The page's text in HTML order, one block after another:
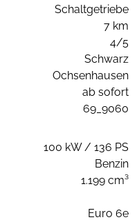
Schaltgetriebe
7 km
4/5
Schwarz
Ochsenhausen
ab sofort
69_9060
100 kW / 136 PS
Benzin
1.199 cm³
Euro 6e